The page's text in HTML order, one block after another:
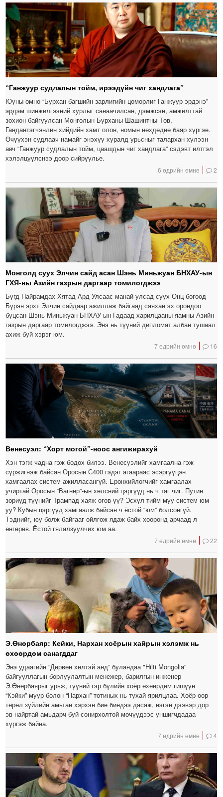
“Ганжуур судлалын тойм, ирээдүйн чиг хандлага”
Юуны өмнө “Бурхан багшийн зарлигийн цоморлиг Ганжуур эрдэнэ”
эрдэм шинжилгээний хурлыг санаачилсан, дэмжсэн, амжилттай
зохион байгуулсан Монголын Бурханы Шашинтны Төв,
Гандантэгчэнлин хийдийн хамт олон, номын нөхдөдөө баяр хүргэе.
Өчүүхэн судлаач намайг энэхүү хуралд урьсныг талархан хүлээн
авч “Ганжуур судлалын тойм, цаашдын чиг хандлага” сэдэвт илтгэл
хэлэлцүүлснээ доор сийрүүлье.
6 өдрийн өмнө 2
Монголд суух Элчин сайд асан Шэнь Миньжуан БНХАУ-ын
ГХЯ-ны Азийн газрын даргаар томилогджээ
Бүгд Найрамдах Хятад Ард Улсаас манай улсад суух Онц бөгөөд
Бүрэн эрхт Элчин сайдаар ажиллаж байгаад саяхан эх орондоо
буцсан Шэнь Миньжуан БНХАУ-ын Гадаад харилцааны яамны Азийн
газрын даргаар томилогджээ. Энэ нь түүний дипломат албан тушаал
ахиж буй хэрэг юм.
7 өдрийн өмнө 16
Венесуэл: “Хорт могой”-ноос ангижирахуй
Хэн тэгж чадна гэж бодох билээ. Венесуэлийг хамгаална гэж
сүржигнэж байсан Оросын С400 гэдэг агаараас эсэргүүцэн
хамгаалах систем ажилласангүй. Ерөнхийлөгчийг хамгаалах
учиртай Оросын “Вагнер”-ын хөлсний цэргүүд нь ч таг чиг. Путин
зориуд түүнийг Трампад хаяж өгөв үү? Эсхүл тийм муу систем юм
уу? Кубын цэргүүд хамгаалж байсан ч ёстой “юм” болсонгүй.
Тэднийг, юу болж байгааг ойлгож ядаж байх хооронд арчаад л
өнгөрөв. Ёстой гялалзуулчих юм аа.
7 өдрийн өмнө 22
Э.Өнөрбаяр: Кейки, Нархан хоёрын хайрын хэлэмж нь
өхөөрдөм санагддаг
Энэ удаагийн “Дөрвөн хөлтэй анд” буландаа "Hilti Mongolia"
байгууллагын борлуулалтын менежер, барилгын инженер
Э.Өнөрбаярыг урьж, түүний гэр бүлийн хоёр өхөөрдөм гишүүн
“Кэйки” муур болон “Нархан” тотиных нь тухай ярилцлаа. Хоёр өөр
төрөл зүйлийн амьтан хэрхэн бие биедээ дасаж, нэгэн дээвэр дор
эв найртай амьдарч буй сонирхолтой мөчүүдээс уншигчдадаа
хүргэж байна.
7 өдрийн өмнө 4